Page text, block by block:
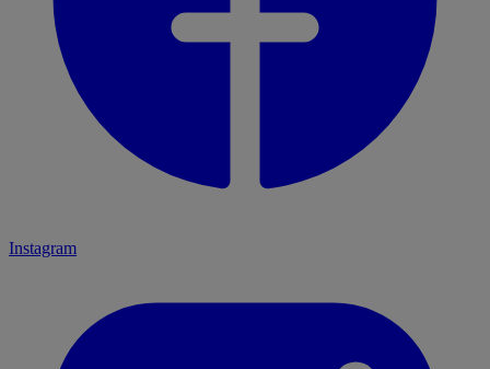
Instagram